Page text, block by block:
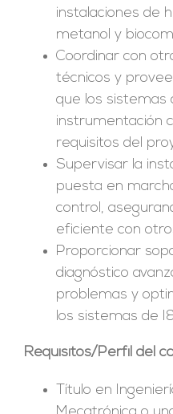
instalaciones de
metanol y
Coordinar con
técnicos y
que los sistemas
instrumentación
requisitos del
Supervisar la
puesta en
control,
eficiente con
Proporcionar
diagnóstico
problemas y
los sistemas de
Requisitos/Perfil del
Título en